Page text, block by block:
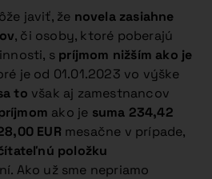
javiť, že novela zasiahne
, či osoby, ktoré poberajú
s príjmom nižším ako je
je od 01.01.2023 vo výške
to však aj zamestnancov
ako je suma 234,42
EUR mesačne v prípade,
položku
Ako už sme nepriamo